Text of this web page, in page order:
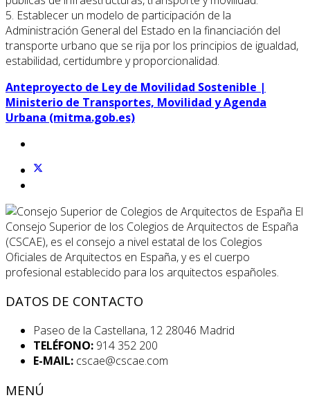
5. Establecer un modelo de participación de la
Administración General del Estado en la financiación del
transporte urbano que se rija por los principios de igualdad,
estabilidad, certidumbre y proporcionalidad.
Anteproyecto de Ley de Movilidad Sostenible |
Ministerio de Transportes, Movilidad y Agenda
Urbana (mitma.gob.es)
El
Consejo Superior de los Colegios de Arquitectos de España
(CSCAE), es el consejo a nivel estatal de los Colegios
Oficiales de Arquitectos en España, y es el cuerpo
profesional establecido para los arquitectos españoles.
DATOS DE CONTACTO
Paseo de la Castellana, 12 28046 Madrid
TELÉFONO: 914 352 200
E-MAIL: cscae@cscae.com
MENÚ